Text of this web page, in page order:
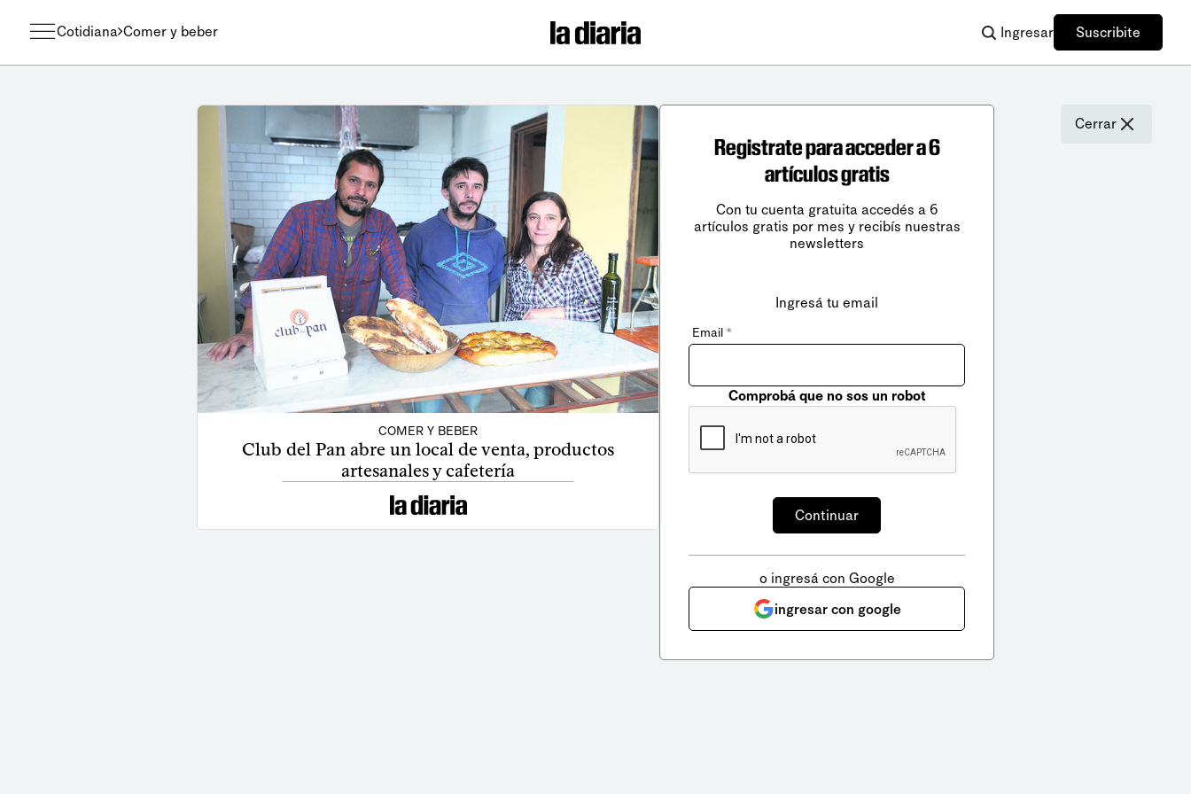
Cotidiana Comer y beber Ingresar Suscribite
COMER Y BEBER
Club del Pan abre un local de venta, productos
artesanales y cafetería
Cerrar
Registrate para acceder a 6
artículos gratis
Con tu cuenta gratuita accedés a 6
artículos gratis por mes y recibís nuestras
newsletters
Ingresá tu email
Email *
Comprobá que no sos un robot
o ingresá con Google
ingresar con google